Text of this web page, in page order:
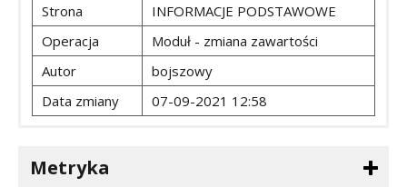
Strona
INFORMACJE PODSTAWOWE
Operacja
Moduł - zmiana zawartości
Autor
bojszowy
Data zmiany
07-09-2021 12:58
Metryka